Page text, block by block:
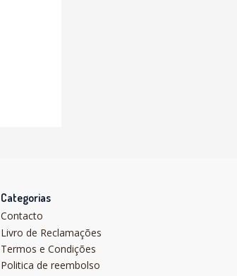
Categorias
Contacto
Livro de Reclamações
Termos e Condições
Politica de reembolso